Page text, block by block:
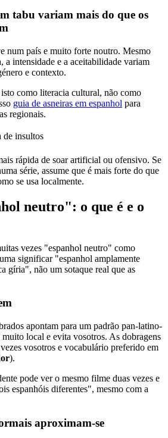
tabu variam mais do que os
num país e muito forte noutro. Mesmo
a intensidade e a aceitabilidade variam
e contexto.
como literacia cultural, não como
guia de asneiras em espanhol para
regionais.
de insultos
rápida de soar artificial ou ofensivo. Se
série, assume que é mais forte do que
se usa localmente.
neutro": o que é e o
vezes "espanhol neutro" como
significar "espanhol amplamente
gíria", não um sotaque real que as
apontam para um padrão pan-latino-
local e evita vosotros. As dobragens
vosotros e vocabulário preferido em
).
pode ver o mesmo filme duas vezes e
espanhóis diferentes", mesmo com a
aproximam-se